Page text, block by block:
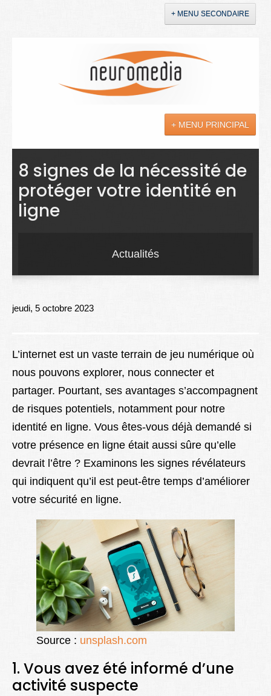
+ MENU SECONDAIRE
+ MENU PRINCIPAL
Actualités
Sciences
Maladies
Better Health
8 signes de la nécessité de
protéger votre identité en
ligne
Actualités
jeudi, 5 octobre 2023
L’internet est un vaste terrain de jeu numérique où
nous pouvons explorer, nous connecter et
partager. Pourtant, ses avantages s’accompagnent
de risques potentiels, notamment pour notre
identité en ligne. Vous êtes-vous déjà demandé si
votre présence en ligne était aussi sûre qu’elle
devrait l’être ? Examinons les signes révélateurs
qui indiquent qu’il est peut-être temps d’améliorer
votre sécurité en ligne.
Source : unsplash.com
1. Vous avez été informé d’une
activité suspecte